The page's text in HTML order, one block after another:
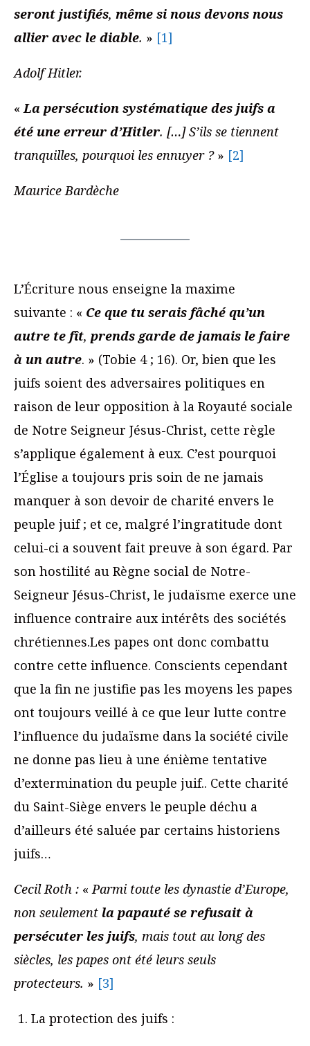
seront justifiés, même si nous devons nous
allier avec le diable. » [1]
Adolf Hitler.
«La persécution systématique des juifs a
été une erreur d’Hitler. […] S’ils se tiennent
tranquilles, pourquoi les ennuyer ?» [2]
Maurice Bardèche
L’Écriture nous enseigne la maxime
suivante : « Ce que tu serais fâché qu’un
autre te fît, prends garde de jamais le faire
à un autre. » (Tobie 4 ; 16). Or, bien que les
juifs soient des adversaires politiques en
raison de leur opposition à la Royauté sociale
de Notre Seigneur Jésus-Christ, cette règle
s’applique également à eux. C’est pourquoi
l’Église a toujours pris soin de ne jamais
manquer à son devoir de charité envers le
peuple juif ; et ce, malgré l’ingratitude dont
celui-ci a souvent fait preuve à son égard. Par
son hostilité au Règne social de Notre-
Seigneur Jésus-Christ, le judaïsme exerce une
influence contraire aux intérêts des sociétés
chrétiennes.Les papes ont donc combattu
contre cette influence. Conscients cependant
que la fin ne justifie pas les moyens les papes
ont toujours veillé à ce que leur lutte contre
l’influence du judaïsme dans la société civile
ne donne pas lieu à une énième tentative
d’extermination du peuple juif.. Cette charité
du Saint-Siège envers le peuple déchu a
d’ailleurs été saluée par certains historiens
juifs…
Cecil Roth : «Parmi toute les dynastie d’Europe,
non seulement la papauté se refusait à
persécuter les juifs, mais tout au long des
siècles, les papes ont été leurs seuls
protecteurs. » [3]
La protection des juifs :